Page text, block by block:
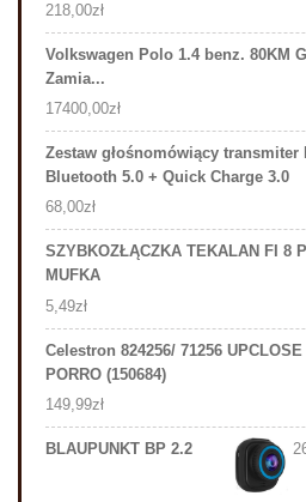
218,00zł
Volkswagen Polo 1.4 benz. 80KM
Zamia...
17400,00zł
Zestaw głośnomówiący transmiter
Bluetooth 5.0 + Quick Charge 3.0
68,00zł
SZYBKOZŁĄCZKA TEKALAN FI 8
MUFKA
5,49zł
Celestron 824256/ 71256 UPCLOSE
PORRO (150684)
149,99zł
BLAUPUNKT BP 2.2